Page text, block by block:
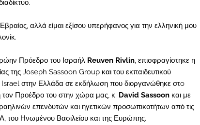
αλλά είμαι εξίσου υπερήφανος για την ελληνική μου
Πρόεδρο του Ισραήλ Reuven Rivlin, επισφραγίστηκε η
της Joseph Sassoon Group και του εκπαιδευτικού
στην Ελλάδα σε εκδήλωση που διοργανώθηκε στo
Προέδρο του στην χώρα μας, κ. David Sassoon και με
επενδυτών και ηγετικών προσωπικοτήτων από τις
του Ηνωμένου Βασιλείου και της Ευρώπης.